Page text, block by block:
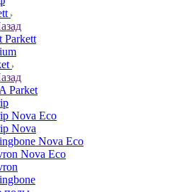
Parkett
Parket
Nova Eco
Nova
Nova Eco
Nova Eco